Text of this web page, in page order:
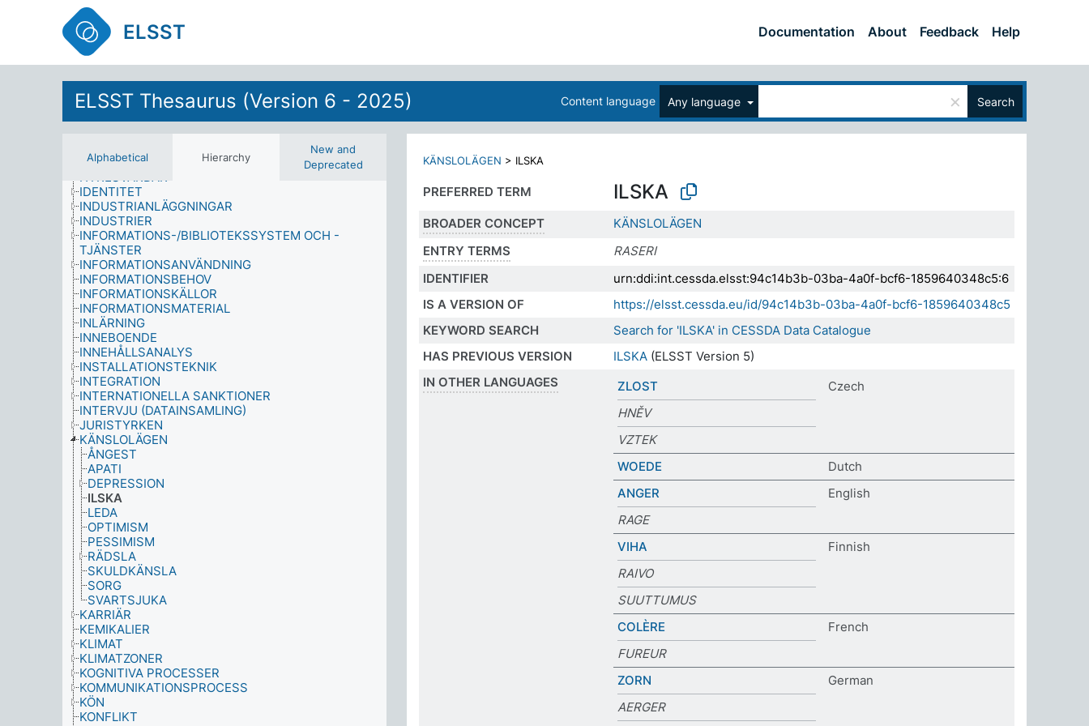
ELSST Documentation About Feedback Help
ELSST Thesaurus (Version 6 - 2025) Content language Any language × Search
Alphabetical Hierarchy
New and
Deprecated
GEOVETENSKAP
GRÖNBÄLTESOMRÅDEN
GRUPPER
HÄLSA
HASARDSPEL
HEMARBETARE
HEMARBETE
HISTORIA OCH NÄRBESLÄKTADE ÄMNEN
HUSHÅLLSANSVAR
HYRESVÄRDAR
IDENTITET
INDUSTRIANLÄGGNINGAR
INDUSTRIER
INFORMATIONS-/BIBLIOTEKSSYSTEM OCH -
TJÄNSTER
INFORMATIONSANVÄNDNING
INFORMATIONSBEHOV
INFORMATIONSKÄLLOR
INFORMATIONSMATERIAL
INLÄRNING
INNEBOENDE
INNEHÅLLSANALYS
INSTALLATIONSTEKNIK
INTEGRATION
INTERNATIONELLA SANKTIONER
INTERVJU (DATAINSAMLING)
JURISTYRKEN
KÄNSLOLÄGEN
ÅNGEST
APATI
DEPRESSION
ILSKA
LEDA
OPTIMISM
PESSIMISM
RÄDSLA
SKULDKÄNSLA
SORG
SVARTSJUKA
KARRIÄR
KEMIKALIER
KLIMAT
KLIMATZONER
KOGNITIVA PROCESSER
KOMMUNIKATIONSPROCESS
KÖN
KONFLIKT
KÄNSLOLÄGEN > ILSKA
PREFERRED TERM ILSKA
BROADER CONCEPT
KÄNSLOLÄGEN
ENTRY TERMS
RASERI
IDENTIFIER
urn:ddi:int.cessda.elsst:94c14b3b-03ba-4a0f-bcf6-1859640348c5:6
IS A VERSION OF
https://elsst.cessda.eu/id/94c14b3b-03ba-4a0f-bcf6-1859640348c5
KEYWORD SEARCH
Search for 'ILSKA' in CESSDA Data Catalogue
HAS PREVIOUS VERSION
ILSKA (ELSST Version 5)
IN OTHER LANGUAGES
ZLOST
Czech
HNĚV
VZTEK
WOEDE
Dutch
ANGER
English
RAGE
VIHA
Finnish
RAIVO
SUUTTUMUS
COLÈRE
French
FUREUR
ZORN
German
AERGER